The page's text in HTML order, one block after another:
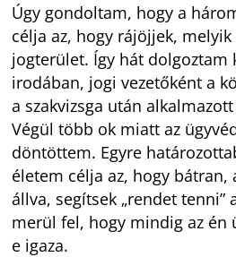
Úgy gondoltam, hogy a
célja az, hogy rájöjjek,
jogterület. Így hát dolgoztam
irodában, jogi vezetőként a
a szakvizsga után
Végül több ok miatt az
döntöttem. Egyre
életem célja az, hogy bátran,
állva, segítsek „rendet tenni”
merül fel, hogy mindig az én
e igaza.